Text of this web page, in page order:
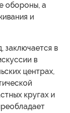
обороны, а
и
заключается в
в
центрах,
кругах и